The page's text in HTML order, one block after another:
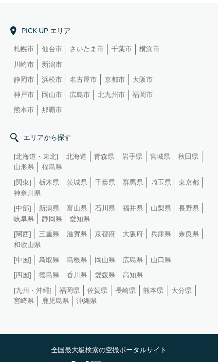
PICK UP エリア
札幌市 仙台市 さいたま市 千葉市
横浜市
川崎市
新潟市
静岡市
浜松市 名古屋市 京都市
大阪市
神戸市
岡山市 広島市 北九州市
福岡市
熊本市
那覇市
エリアから探す
[北海道・東北] 北海道 青森県 岩手県 宮城県
秋田県
山形県
福島県
[関東]
栃木県 茨城県 千葉県 群馬県 埼玉県
東京都
神奈川県
[中部]
新潟県 富山県 石川県 福井県 山梨県
長野県
岐阜県
静岡県
愛知県
[関西]
三重県 滋賀県 京都府 大阪府 兵庫県
奈良県
和歌山県
[中国]
鳥取県 島根県 岡山県 広島県
山口県
[四国]
徳島県 香川県 愛媛県
高知県
[九州・沖縄]
福岡県 佐賀県 長崎県 熊本県
大分県
宮崎県
鹿児島県 沖縄県
全国最大級検索の空撮ポータルサイト